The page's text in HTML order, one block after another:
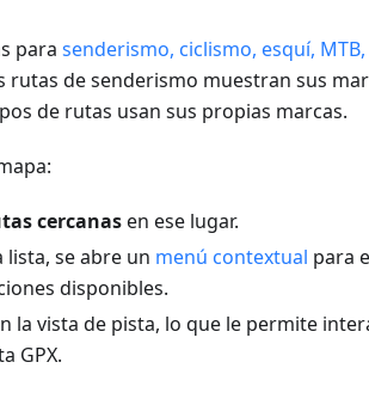
para senderismo, ciclismo, esquí,
rutas de senderismo muestran sus
de rutas usan sus propias marcas.
cercanasen ese lugar.
lista, se abre un menú contextual para
disponibles.
la vista de pista, lo que le permite
GPX.